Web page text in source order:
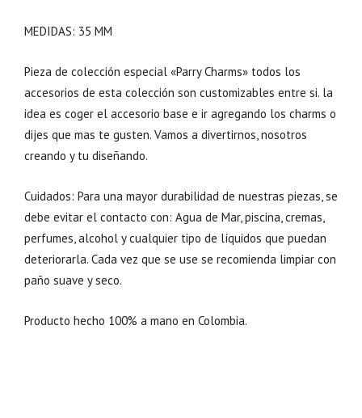
MEDIDAS: 35 MM
Pieza de colección especial «Parry Charms» todos los
accesorios de esta colección son customizables entre si. la
idea es coger el accesorio base e ir agregando los charms o
dijes que mas te gusten. Vamos a divertirnos, nosotros
creando y tu diseñando.
Cuidados: Para una mayor durabilidad de nuestras piezas, se
debe evitar el contacto con: Agua de Mar, piscina, cremas,
perfumes, alcohol y cualquier tipo de líquidos que puedan
deteriorarla. Cada vez que se use se recomienda limpiar con
paño suave y seco.
Producto hecho 100% a mano en Colombia.